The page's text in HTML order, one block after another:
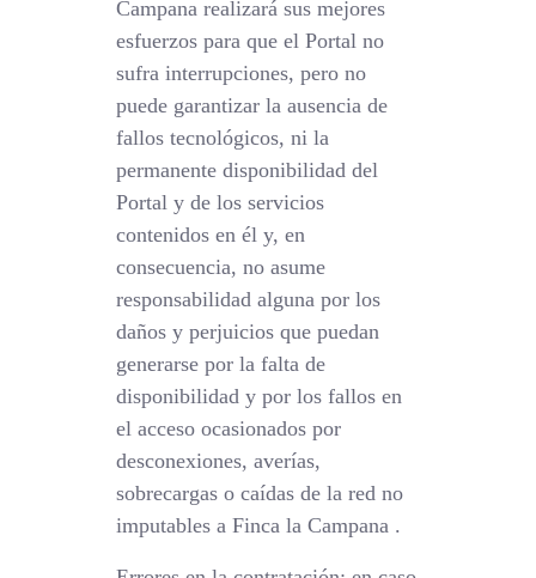
Campana realizará sus mejores
esfuerzos para que el Portal no
sufra interrupciones, pero no
puede garantizar la ausencia de
fallos tecnológicos, ni la
permanente disponibilidad del
Portal y de los servicios
contenidos en él y, en
consecuencia, no asume
responsabilidad alguna por los
daños y perjuicios que puedan
generarse por la falta de
disponibilidad y por los fallos en
el acceso ocasionados por
desconexiones, averías,
sobrecargas o caídas de la red no
imputables a Finca la Campana .